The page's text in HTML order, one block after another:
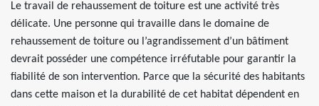
Le travail de rehaussement de toiture est une activité très
délicate. Une personne qui travaille dans le domaine de
rehaussement de toiture ou l’agrandissement d’un bâtiment
devrait posséder une compétence irréfutable pour garantir la
fiabilité de son intervention. Parce que la sécurité des habitants
dans cette maison et la durabilité de cet habitat dépendent en